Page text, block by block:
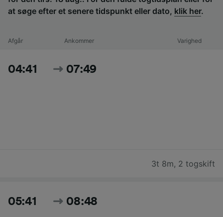
at søge efter et senere tidspunkt eller dato, klik her.
Afgår Ankommer Varighed
04:41 07:49
3t 8m, 2 togskift
05:41 08:48